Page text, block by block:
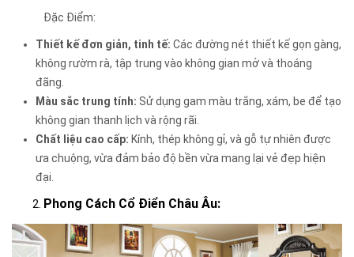
Đặc Điểm:
Thiết kế đơn giản, tinh tế: Các đường nét thiết kế gọn gàng,
không rườm rà, tập trung vào không gian mở và thoáng
đãng.
Màu sắc trung tính: Sử dụng gam màu trắng, xám, be để tạo
không gian thanh lịch và rộng rãi.
Chất liệu cao cấp: Kính, thép không gỉ, và gỗ tự nhiên được
ưa chuộng, vừa đảm bảo độ bền vừa mang lại vẻ đẹp hiện
đại.
Phong Cách Cổ Điển Châu Âu: